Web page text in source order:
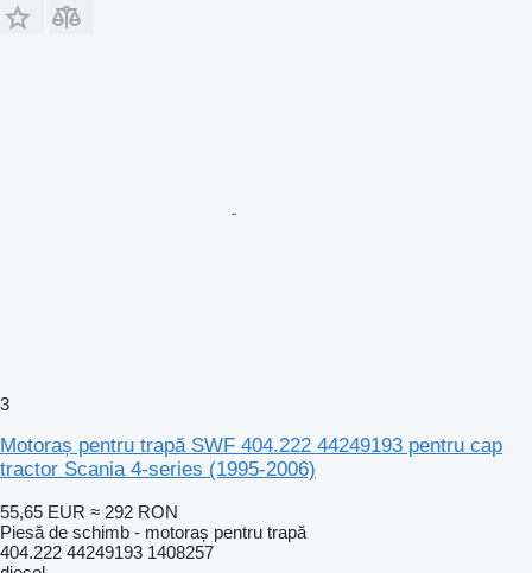
3
Motoraș pentru trapă SWF 404.222 44249193 pentru cap
tractor Scania 4-series (1995-2006)
55,65 EUR ≈ 292 RON
Piesă de schimb - motoraș pentru trapă
404.222 44249193 1408257